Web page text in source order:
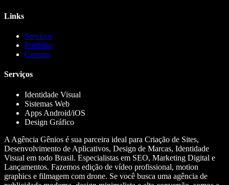
Links
Serviços
Portfólio
Contato
Serviços
Identidade Visual
Sistemas Web
Apps Android/iOS
Design Gráfico
A Agência Gênios é sua parceira ideal para Criação de Sites,
Desenvolvimento de Aplicativos, Design de Marcas, Identidade
Visual em todo Brasil. Especialistas em SEO, Marketing Digital e
Lançamentos. Fazemos edição de vídeo profissional, motion
graphics e filmagem com drone. Se você busca uma agência de